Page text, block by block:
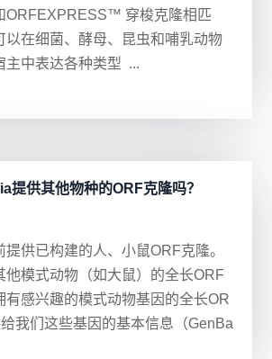
ORFEXPRESS™ 穿梭克隆相匹
以在细菌、酵母、昆虫和哺乳动物
主中表达各种类型 ...
提供其他物种的ORF克隆吗？
提供已构建的人、小鼠ORF克隆。
他模式动物（如大鼠）的全长ORF
有感兴趣的模式动物基因的全长OR
我们这些基因的基本信息（GenBa